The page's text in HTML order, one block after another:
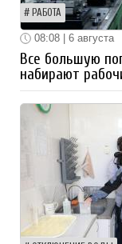
РАБОТА
08:08 | 6 августа
Все большую
набирают